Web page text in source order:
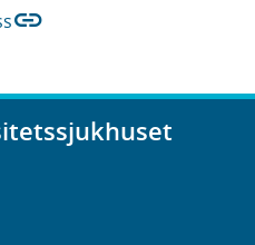
link